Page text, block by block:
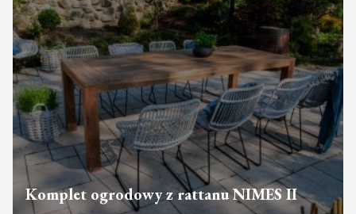
Komplet ogrodowy z rattanu NIMES II